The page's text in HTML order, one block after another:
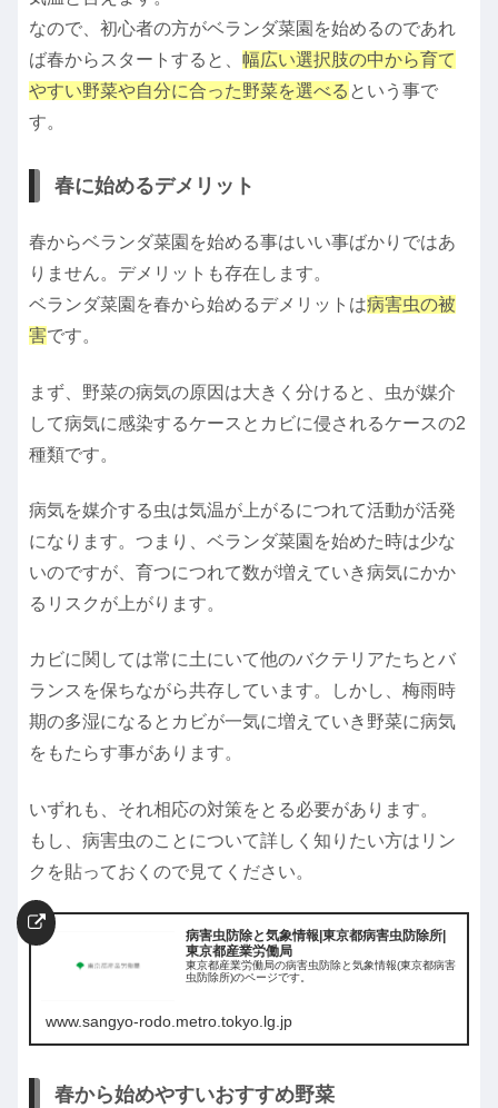
なので、初心者の方がベランダ菜園を始めるのであれ
ば春からスタートすると、 幅広い選択肢の中から育て
やすい野菜や自分に合った野菜を選べる という事で
す。
春に始めるデメリット
春からベランダ菜園を始める事はいい事ばかりではあ
りません。デメリットも存在します。
ベランダ菜園を春から始めるデメリットは病害虫の被
害です。
まず、野菜の病気の原因は大きく分けると、虫が媒介
して病気に感染するケースとカビに侵されるケースの2
種類です。
病気を媒介する虫は気温が上がるにつれて活動が活発
になります。つまり、ベランダ菜園を始めた時は少な
いのですが、育つにつれて数が増えていき病気にかか
るリスクが上がります。
カビに関しては常に土にいて他のバクテリアたちとバ
ランスを保ちながら共存しています。しかし、梅雨時
期の多湿になるとカビが一気に増えていき野菜に病気
をもたらす事があります。
いずれも、それ相応の対策をとる必要があります。
もし、病害虫のことについて詳しく知りたい方はリン
クを貼っておくので見てください。
病害虫防除と気象情報|東京都病害虫防除所|
東京都産業労働局
東京都産業労働局の病害虫防除と気象情報(東京都病害
虫防除所)のページです。
www.sangyo-rodo.metro.tokyo.lg.jp
春から始めやすいおすすめ野菜